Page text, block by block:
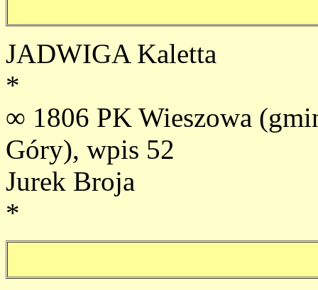
JADWIGA Kaletta
*
∞ 1806 PK Wieszowa
Góry), wpis 52
Jurek Broja
*